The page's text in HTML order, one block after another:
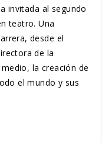
invitada al segundo
teatro. Una
desde el
de la
la creación de
el mundo y sus